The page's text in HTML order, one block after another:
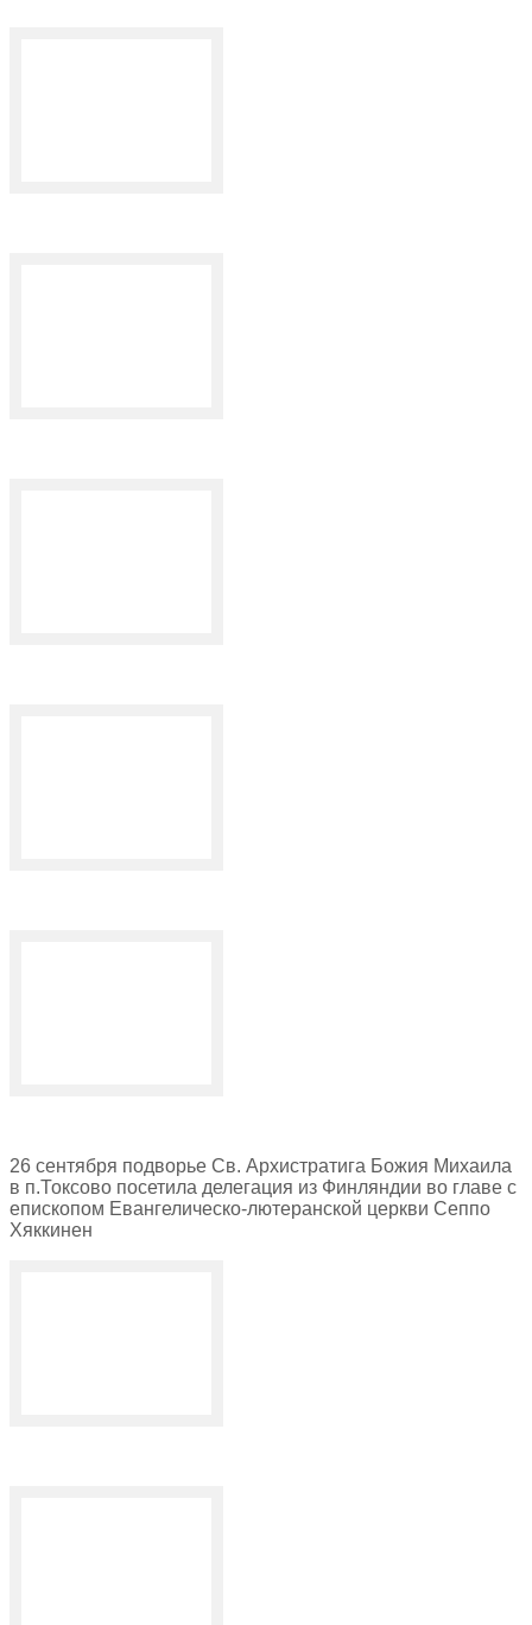
26 сентября подворье Св. Архистратига Божия Михаила
в п.Токсово посетила делегация из Финляндии во главе с
епископом Евангелическо-лютеранской церкви Сеппо
Хяккинен